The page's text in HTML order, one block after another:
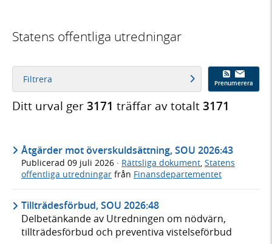
Statens offentliga utredningar
Filtrera Prenumerera
Ditt urval ger3171 träffar av totalt3171
Åtgärder mot överskuldsättning, SOU 2026:43
Publicerad 09 juli 2026 · Rättsliga dokument Statens
offentliga utredningar från Finansdepartementet
Tillträdesförbud, SOU 2026:48
Delbetänkande av Utredningen om nödvärn,
tillträdesförbud och preventiva vistelseförbud